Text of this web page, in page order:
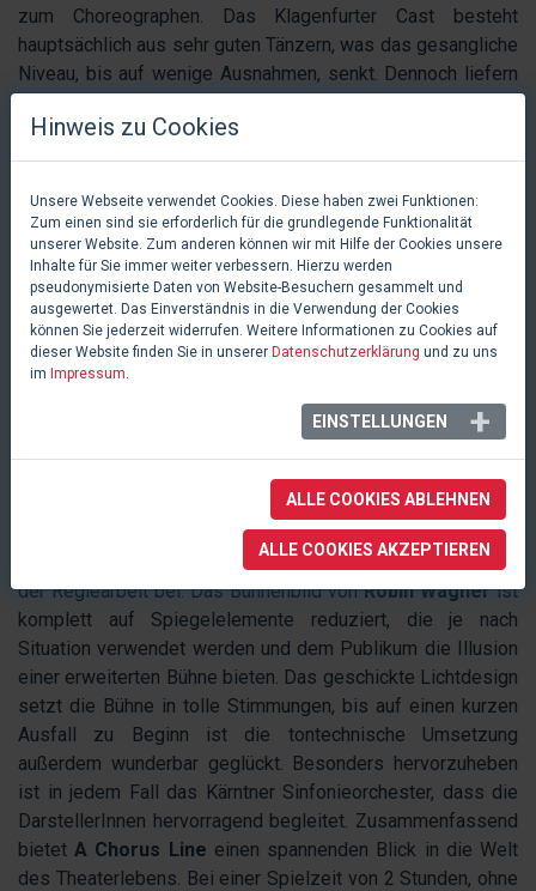
zum Choreographen. Das Klagenfurter Cast besteht
hauptsächlich aus sehr guten Tänzern, was das gesangliche
Niveau, bis auf wenige Ausnahmen, senkt. Dennoch liefern
auf große Stimmen hofft, wird enttäuscht. Stimmlich
besonders hervorzuheben sindBronwyn Tarbotonund
Timo Verse
Sarah Bowden
, als Ex-Freundin von
Choreograph Zach, begeistert das Publikum nicht nur mit
ihrer Solo-Tanznummer, sondern auch mit ihren
schauspielerischen Fähigkeiten. AuchWei-Ken Liao
überrascht zuletzt mit einem sehr emotionalen Monolog, für
einige Lacher sorgtInes Hengl-Pirkerfür Ihre divenhafte
Darstellung von Sheila Bryant. Bekritteln könnte man die
vielen sprachlichen Akzente und teilweisen Missstände der
deutschen Bühnensprache der Protagonisten, doch kann
man der Handlung wunderbar folgen. Die Inszenierung und
vor allem die Choreographien vonBaayork Leeließen das
Premierenpublikum immer wieder in lauten Jubel
ausbrechen. Als Assistenten standen ihrMatthew
in puncto Choreographie undPeter Pileskibei
der Regiearbeit bei. Das Bühnenbild vonRobin Wagnerist
komplett auf Spiegelelemente reduziert, die je nach
Situation verwendet werden und dem Publikum die Illusion
einer erweiterten Bühne bieten. Das geschickte Lichtdesign
setzt die Bühne in tolle Stimmungen, bis auf einen kurzen
Ausfall zu Beginn ist die tontechnische Umsetzung
außerdem wunderbar geglückt. Besonders hervorzuheben
ist in jedem Fall das Kärntner Sinfonieorchester, dass die
DarstellerInnen hervorragend begleitet. Zusammenfassend
bietetA Chorus Line einen spannenden Blick in die Welt
des Theaterlebens. Bei einer Spielzeit von 2 Stunden, ohne
Hinweis zu Cookies
Unsere Webseite verwendet Cookies. Diese haben zwei Funktionen:
Zum einen sind sie erforderlich für die grundlegende Funktionalität
unserer Website. Zum anderen können wir mit Hilfe der Cookies unsere
Inhalte für Sie immer weiter verbessern. Hierzu werden
pseudonymisierte Daten von Website-Besuchern gesammelt und
ausgewertet. Das Einverständnis in die Verwendung der Cookies
können Sie jederzeit widerrufen. Weitere Informationen zu Cookies auf
dieser Website finden Sie in unserer Datenschutzerklärung und zu uns
im Impressum
EINSTELLUNGEN
ALLE COOKIES ABLEHNEN
ALLE COOKIES AKZEPTIEREN